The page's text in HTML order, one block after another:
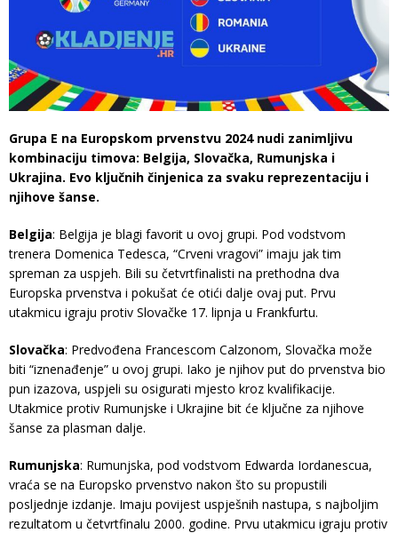
Grupa E na Europskom prvenstvu 2024 nudi zanimljivu
kombinaciju timova: Belgija, Slovačka, Rumunjska i
Ukrajina. Evo ključnih činjenica za svaku reprezentaciju i
njihove šanse.
Belgija: Belgija je blagi favorit u ovoj grupi. Pod vodstvom
trenera Domenica Tedesca, “Crveni vragovi” imaju jak tim
spreman za uspjeh. Bili su četvrtfinalisti na prethodna dva
Europska prvenstva i pokušat će otići dalje ovaj put. Prvu
utakmicu igraju protiv Slovačke 17. lipnja u Frankfurtu.
Slovačka: Predvođena Francescom Calzonom, Slovačka može
biti “iznenađenje” u ovoj grupi. Iako je njihov put do prvenstva bio
pun izazova, uspjeli su osigurati mjesto kroz kvalifikacije.
Utakmice protiv Rumunjske i Ukrajine bit će ključne za njihove
šanse za plasman dalje.
Rumunjska: Rumunjska, pod vodstvom Edwarda Iordanescua,
vraća se na Europsko prvenstvo nakon što su propustili
posljednje izdanje. Imaju povijest uspješnih nastupa, s najboljim
rezultatom u četvrtfinalu 2000. godine. Prvu utakmicu igraju protiv